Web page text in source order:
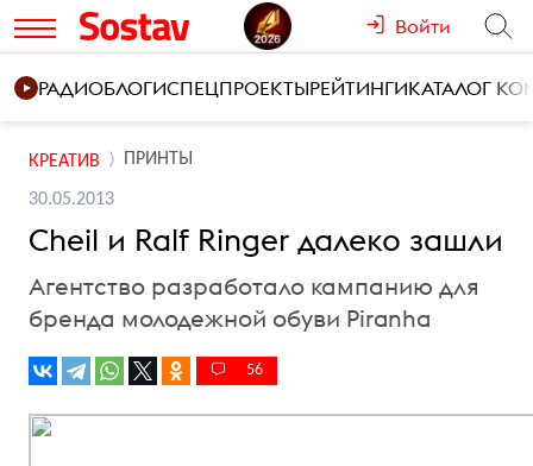
Войти
РАДИОБЛОГИСПЕЦПРОЕКТЫРЕЙТИНГИКАТАЛОГ
КРЕАТИВ ПРИНТЫ
30.05.2013
Cheil и Ralf Ringer далеко зашли
Агентство разработало кампанию для
бренда молодежной обуви Piranha
56